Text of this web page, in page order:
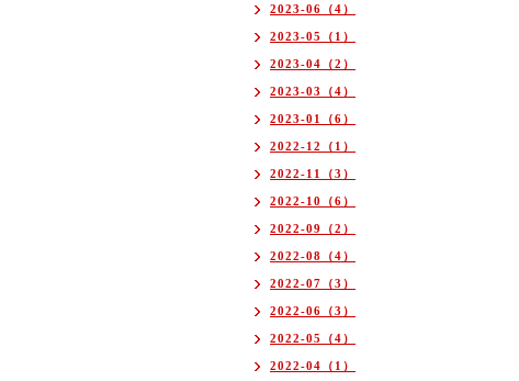
2023-06（4）
2023-05（1）
2023-04（2）
2023-03（4）
2023-01（6）
2022-12（1）
2022-11（3）
2022-10（6）
2022-09（2）
2022-08（4）
2022-07（3）
2022-06（3）
2022-05（4）
2022-04（1）